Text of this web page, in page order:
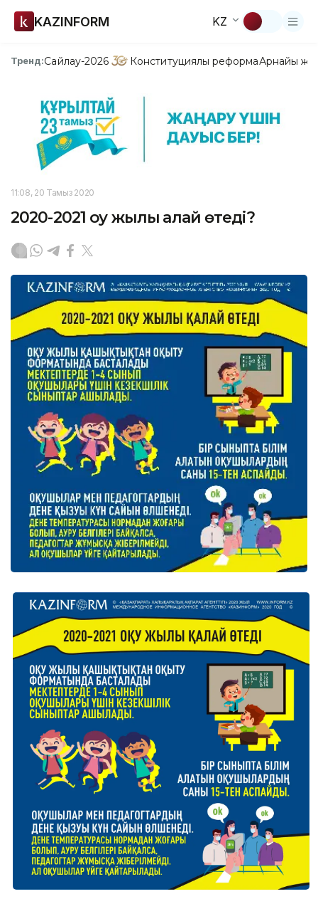
KAZINFORM KZ
Тренд:Сайлау-2026 Конституциялық реформаАрнайы
11:08, 20 Тамыз 2020
2020-2021 оқу жылы қалай өтеді?